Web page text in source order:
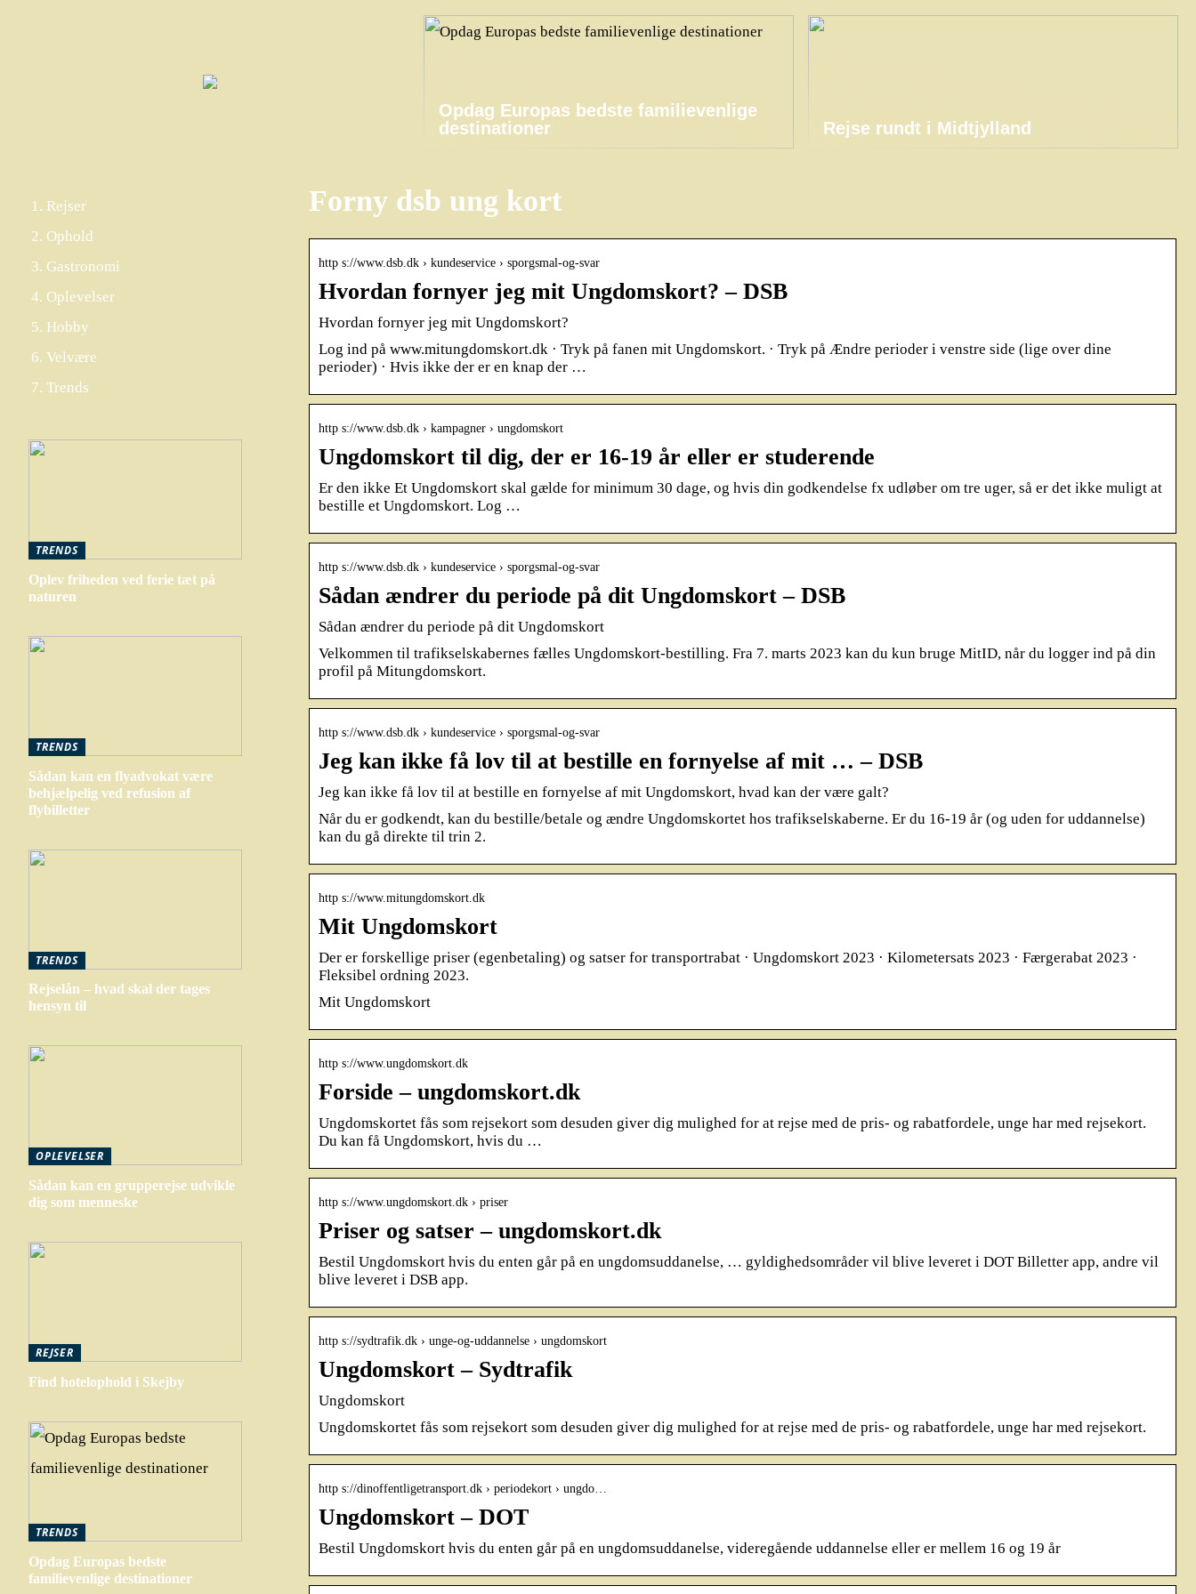
Opdag Europas bedste familievenlige
destinationer
Rejse rundt i Midtjylland
Forny dsb ung kort
http s://www.dsb.dk › kundeservice › sporgsmal-og-svar
Hvordan fornyer jeg mit Ungdomskort? – DSB
Hvordan fornyer jeg mit Ungdomskort?
Log ind på www.mitungdomskort.dk · Tryk på fanen mit Ungdomskort. · Tryk på Ændre perioder i venstre side (lige over dine
perioder) · Hvis ikke der er en knap der …
http s://www.dsb.dk › kampagner › ungdomskort
Ungdomskort til dig, der er 16-19 år eller er studerende
Er den ikke Et Ungdomskort skal gælde for minimum 30 dage, og hvis din godkendelse fx udløber om tre uger, så er det ikke muligt at
bestille et Ungdomskort. Log …
http s://www.dsb.dk › kundeservice › sporgsmal-og-svar
Sådan ændrer du periode på dit Ungdomskort – DSB
Sådan ændrer du periode på dit Ungdomskort
Velkommen til trafikselskabernes fælles Ungdomskort-bestilling. Fra 7. marts 2023 kan du kun bruge MitID, når du logger ind på din
profil på Mitungdomskort.
http s://www.dsb.dk › kundeservice › sporgsmal-og-svar
Jeg kan ikke få lov til at bestille en fornyelse af mit … – DSB
Jeg kan ikke få lov til at bestille en fornyelse af mit Ungdomskort, hvad kan der være galt?
Når du er godkendt, kan du bestille/betale og ændre Ungdomskortet hos trafikselskaberne. Er du 16-19 år (og uden for uddannelse)
kan du gå direkte til trin 2.
http s://www.mitungdomskort.dk
Mit Ungdomskort
Der er forskellige priser (egenbetaling) og satser for transportrabat · Ungdomskort 2023 · Kilometersats 2023 · Færgerabat 2023 ·
Fleksibel ordning 2023.
Mit Ungdomskort
http s://www.ungdomskort.dk
Forside – ungdomskort.dk
Ungdomskortet fås som rejsekort som desuden giver dig mulighed for at rejse med de pris- og rabatfordele, unge har med rejsekort.
Du kan få Ungdomskort, hvis du …
http s://www.ungdomskort.dk › priser
Priser og satser – ungdomskort.dk
Bestil Ungdomskort hvis du enten går på en ungdomsuddanelse, … gyldighedsområder vil blive leveret i DOT Billetter app, andre vil
blive leveret i DSB app.
http s://sydtrafik.dk › unge-og-uddannelse › ungdomskort
Ungdomskort – Sydtrafik
Ungdomskort
Ungdomskortet fås som rejsekort som desuden giver dig mulighed for at rejse med de pris- og rabatfordele, unge har med rejsekort.
http s://dinoffentligetransport.dk › periodekort › ungdo…
Ungdomskort – DOT
Bestil Ungdomskort hvis du enten går på en ungdomsuddanelse, videregående uddannelse eller er mellem 16 og 19 år
Rejser
Ophold
Gastronomi
Oplevelser
Hobby
Velvære
Trends
TRENDS
Oplev friheden ved ferie tæt på
naturen
TRENDS
Sådan kan en flyadvokat være
behjælpelig ved refusion af
flybilletter
TRENDS
Rejselån – hvad skal der tages
hensyn til
OPLEVELSER
Sådan kan en grupperejse udvikle
dig som menneske
REJSER
Find hotelophold i Skejby
TRENDS
Opdag Europas bedste
familievenlige destinationer